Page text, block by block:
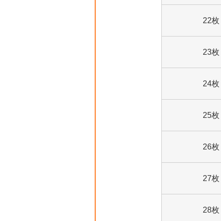
22枚
23枚
24枚
25枚
26枚
27枚
28枚